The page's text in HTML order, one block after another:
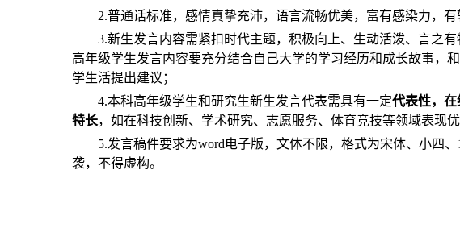
2.普通话标准，感情真挚充沛，语言流畅优美，富有感染力，有
3.新生发言内容需紧扣时代主题，积极向上、生动活泼、言之
高年级学生发言内容要充分结合自己大学的学习经历和成长故事，
学生活提出建议；
4.本科高年级学生和研究生新生发言代表需具有一定代表性，
特长，如在科技创新、学术研究、志愿服务、体育竞技等领域表现优
5.发言稿件要求为word电子版，文体不限，格式为宋体、小四
袭，不得虚构。